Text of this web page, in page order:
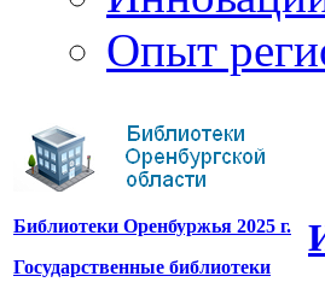
Опыт
Библиотеки Оренбуржья 2025 г.
Государственные библиотеки